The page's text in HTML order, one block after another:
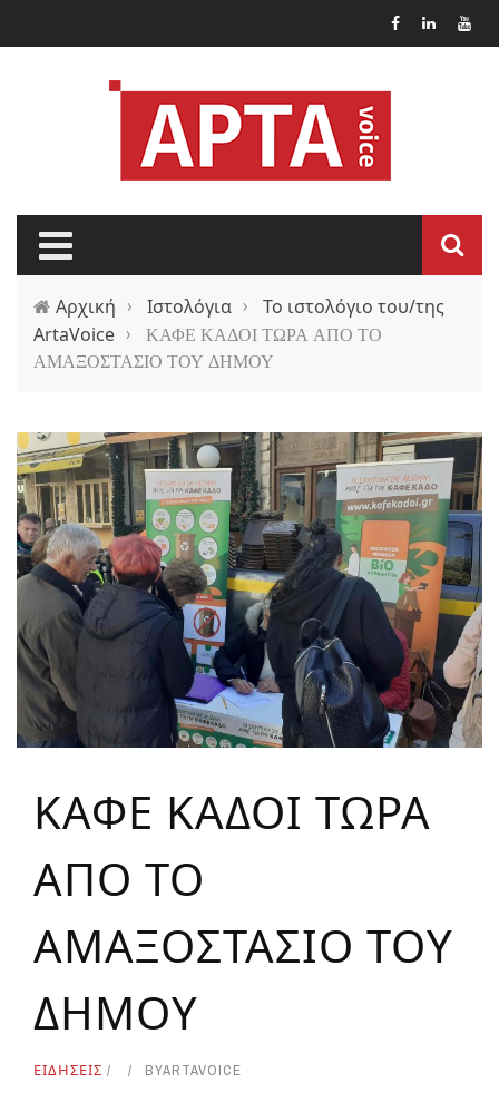
Αρχική › Ιστολόγια ›
Το ιστολόγιο του/της
ArtaVoice ›
ΚΑΦΕ ΚΑΔΟΙ ΤΩΡΑ ΑΠΟ ΤΟ
ΑΜΑΞΟΣΤΑΣΙΟ ΤΟΥ ΔΗΜΟΥ
ΚΑΦΕ ΚΑΔΟΙ ΤΩΡΑ
ΑΠΟ ΤΟ
ΑΜΑΞΟΣΤΑΣΙΟ ΤΟΥ
ΔΗΜΟΥ
ΕΙΔΗΣΕΙΣ BYARTAVOICE